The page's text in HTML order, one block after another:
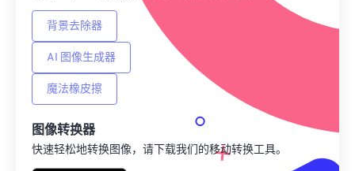
背景去除器
AI 图像生成器
魔法橡皮擦
图像转换器
快速轻松地转换图像，请下载我们的移动转换工具。